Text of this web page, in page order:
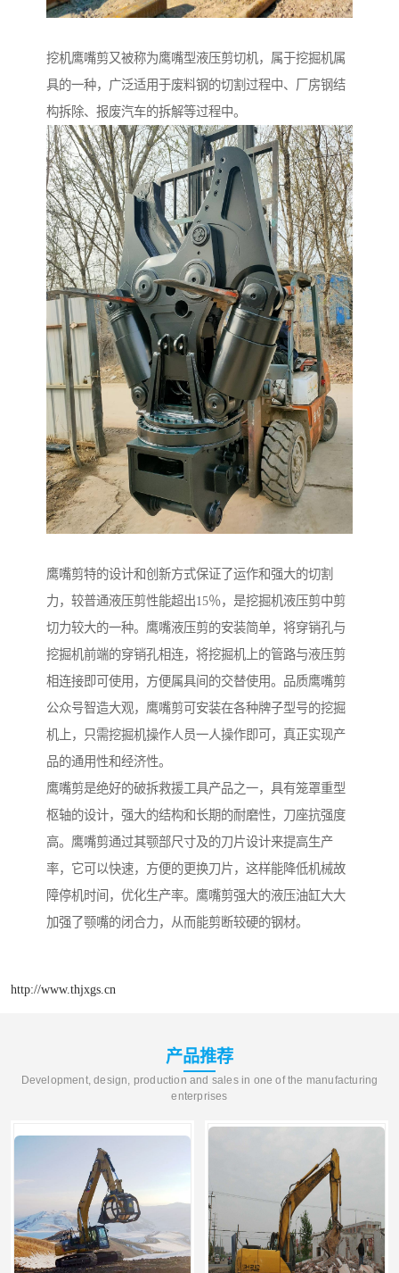
挖机鹰嘴剪又被称为鹰嘴型液压剪切机，属于挖掘机属
具的一种，广泛适用于废料钢的切割过程中、厂房钢结
构拆除、报废汽车的拆解等过程中。
鹰嘴剪特的设计和创新方式保证了运作和强大的切割
力，较普通液压剪性能超出15％，是挖掘机液压剪中剪
切力较大的一种。鹰嘴液压剪的安装简单，将穿销孔与
挖掘机前端的穿销孔相连，将挖掘机上的管路与液压剪
相连接即可使用，方便属具间的交替使用。品质鹰嘴剪
公众号智造大观，鹰嘴剪可安装在各种牌子型号的挖掘
机上，只需挖掘机操作人员一人操作即可，真正实现产
品的通用性和经济性。
鹰嘴剪是绝好的破拆救援工具产品之一，具有笼罩重型
枢轴的设计，强大的结构和长期的耐磨性，刀座抗强度
高。鹰嘴剪通过其颚部尺寸及的刀片设计来提高生产
率，它可以快速，方便的更换刀片，这样能降低机械故
障停机时间，优化生产率。鹰嘴剪强大的液压油缸大大
加强了颚嘴的闭合力，从而能剪断较硬的钢材。
http://www.thjxgs.cn
产品推荐
Development, design, production and sales in one of the manufacturing
enterprises